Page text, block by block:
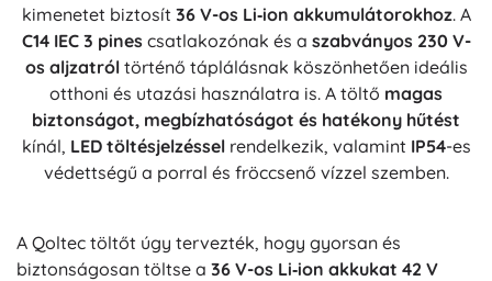
kimenetet biztosít 36 V-os Li‑ion akkumulátorokhoz. A
C14 IEC 3 pinescsatlakozónak és a szabványos 230 V-
os aljzatróltörténő táplálásnak köszönhetően ideális
otthoni és utazási használatra is. A töltő magas
biztonságot, megbízhatóságot és hatékony hűtést
kínál, LED töltésjelzésselrendelkezik, valamint IP54-es
védettségű a porral és fröccsenő vízzel szemben.
A Qoltec töltőt úgy tervezték, hogy gyorsan és
biztonságosan töltse a 36 V-os Li‑ion akkukat 42 V